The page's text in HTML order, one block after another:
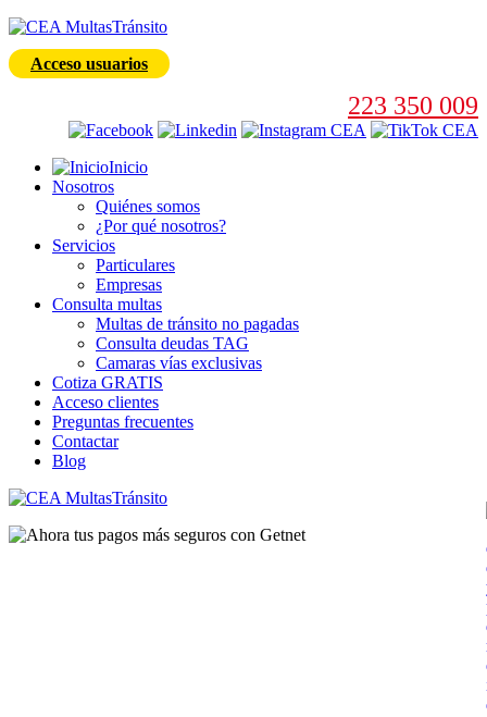
Acceso usuarios
223 350 009
Inicio
Nosotros
Quiénes somos
¿Por qué nosotros?
Servicios
Particulares
Empresas
Consulta multas
Multas de tránsito no pagadas
Consulta deudas TAG
Camaras vías exclusivas
Cotiza GRATIS
Acceso clientes
Preguntas frecuentes
Contactar
Blog